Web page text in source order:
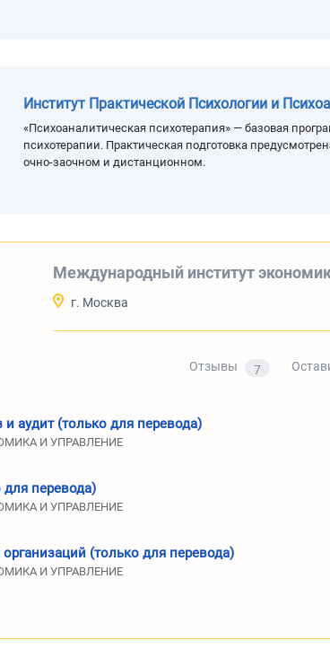
Институт Практической Психологии и
«Психоаналитическая психотерапия» — базовая
психотерапии. Практическая подготовка
очно-заочном и дистанционном.
Международный институт
г. Москва
Отзывы 7
и аудит (только для перевода)
И УПРАВЛЕНИЕ
перевода)
И УПРАВЛЕНИЕ
(только для перевода)
И УПРАВЛЕНИЕ